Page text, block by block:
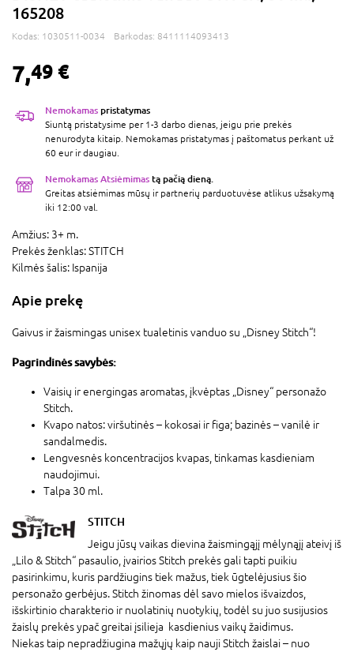
165208
Kodas: 1030511-0034 Barkodas: 8411114093413
7,49 €
Nemokamas pristatymas
Siuntą pristatysime per 1-3 darbo dienas, jeigu prie prekės
nenurodyta kitaip. Nemokamas pristatymas į paštomatus perkant už
60 eur ir daugiau.
Nemokamas Atsiėmimas tą pačią dieną.
Greitas atsiėmimas mūsų ir partnerių parduotuvėse atlikus užsakymą
iki 12:00 val.
Amžius: 3+ m.
Prekės ženklas:STITCH
Kilmės šalis: Ispanija
Apie prekę
Gaivus ir žaismingas unisex tualetinis vanduo su „Disney Stitch“!
Pagrindinės savybės:
Vaisių ir energingas aromatas, įkvėptas „Disney“ personažo
Stitch.
Kvapo natos: viršutinės – kokosai ir figa; bazinės – vanilė ir
sandalmedis.
Lengvesnės koncentracijos kvapas, tinkamas kasdieniam
naudojimui.
Talpa 30 ml.
STITCH
Jeigu jūsų vaikas dievina žaismingąjį mėlynąjį ateivį iš
„Lilo & Stitch“ pasaulio, įvairios Stitch prekės gali tapti puikiu
pasirinkimu, kuris pardžiugins tiek mažus, tiek ūgtelėjusius šio
personažo gerbėjus. Stitch žinomas dėl savo mielos išvaizdos,
išskirtinio charakterio ir nuolatinių nuotykių, todėl su juo susijusios
žaislų prekės ypač greitai įsilieja kasdienius vaikų žaidimus.
Niekas taip nepradžiugina mažųjų kaip nauji Stitch žaislai – nuo